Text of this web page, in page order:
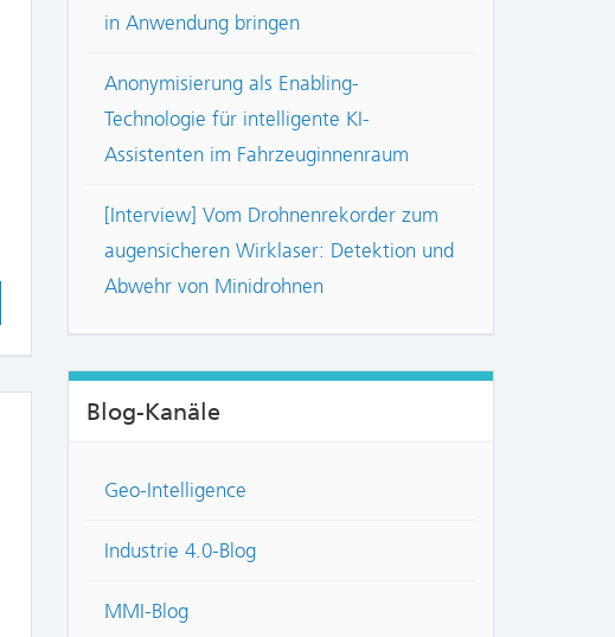
in Anwendung bringen
Anonymisierung als Enabling-
Technologie für intelligente KI-
Assistenten im Fahrzeuginnenraum
[Interview] Vom Drohnenrekorder zum
augensicheren Wirklaser: Detektion und
Abwehr von Minidrohnen
Blog-Kanäle
Geo-Intelligence
Industrie 4.0-Blog
MMI-Blog